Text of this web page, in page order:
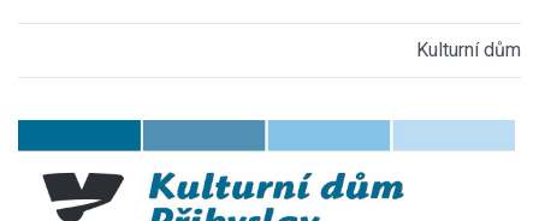
Kulturní dům